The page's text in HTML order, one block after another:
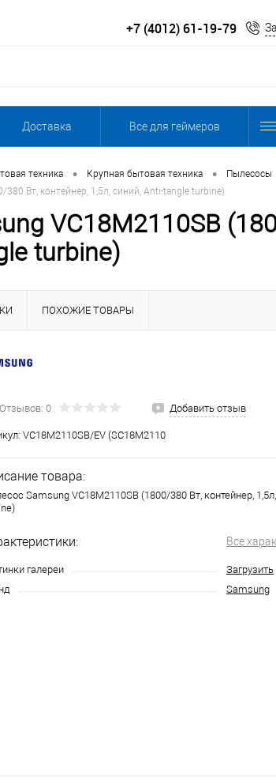
+7 (4012) 61-19-79
Доставка Все для геймеров
техника • Крупная бытовая техника •
Пылесосы
Вт, контейнер, 1,5л, синий, Anti-tangle turbine)
VC18M2110SB
turbine)
ПОХОЖИЕ ТОВАРЫ
Отзывов: 0 Добавить отзыв
VC18M2110SB/EV (SC18M2110
товара:
Samsung VC18M2110SB (1800/380 Вт, контейнер,
Все
галереи
Загрузить
Samsung